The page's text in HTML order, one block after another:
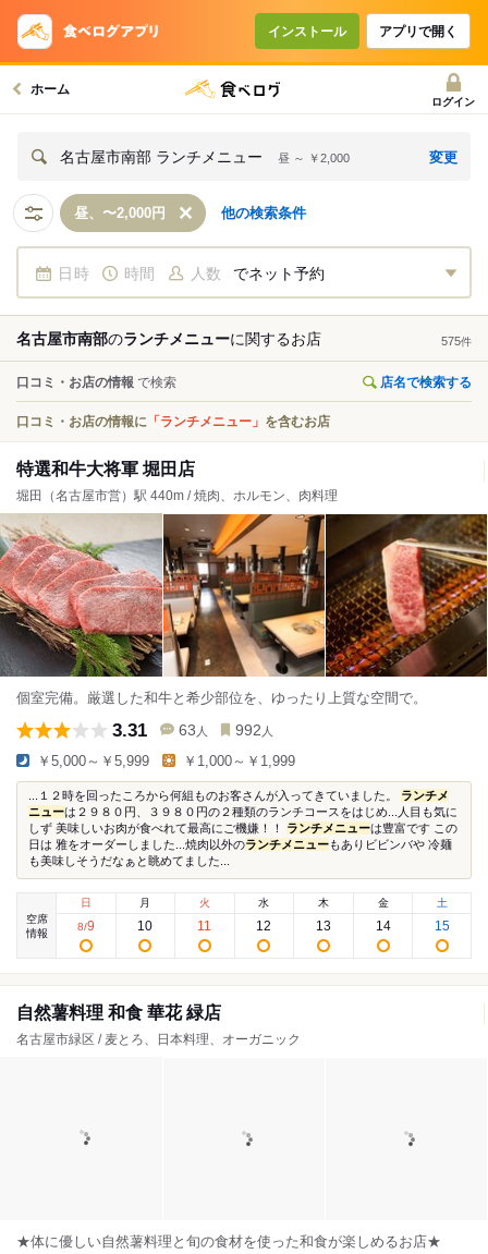
インストール アプリで開く
ホーム
ログイン
名古屋市南部 ランチメニュー 昼 ～ ￥2,000 変更
昼、〜2,000円 他の検索条件
日時 時間 人数 でネット予約
名古屋市南部のランチメニューに関するお店 575件
口コミ・お店の情報 で検索 店名で検索する
口コミ・お店の情報に 「ランチメニュー」 を含むお店
特選和牛大将軍 堀田店
堀田（名古屋市営）駅 440m / 焼肉、ホルモン、肉料理
個室完備。厳選した和牛と希少部位を、ゆったり上質な空間で。
3.31 63 人 992 人
￥5,000～￥5,999 ￥1,000～￥1,999
...１２時を回ったころから何組ものお客さんが入ってきていました。 ランチメ
ニューは２９８０円、３９８０円の２種類のランチコースをはじめ...人目も気に
しず 美味しいお肉が食べれて最高にご機嫌！！ ランチメニューは豊富です この
日は 雅をオーダーしました...焼肉以外のランチメニューもありビビンバや 冷麺
も美味しそうだなぁと眺めてました...
空席
情報
日
8/9
月
10
火
11
水
12
木
13
金
14
土
15
自然薯料理 和食 華花 緑店
名古屋市緑区 / 麦とろ、日本料理、オーガニック
★体に優しい自然薯料理と旬の食材を使った和食が楽しめるお店★